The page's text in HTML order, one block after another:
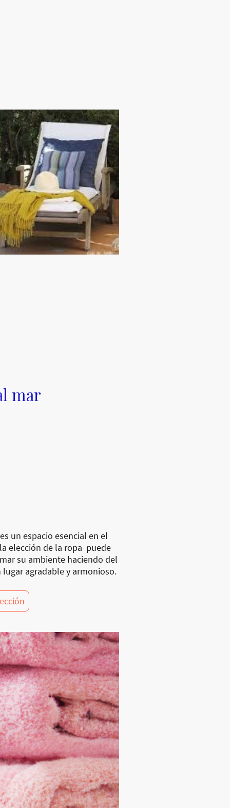
mar
un espacio esencial en el
elección de la ropa puede
su ambiente haciendo del
agradable y armonioso.